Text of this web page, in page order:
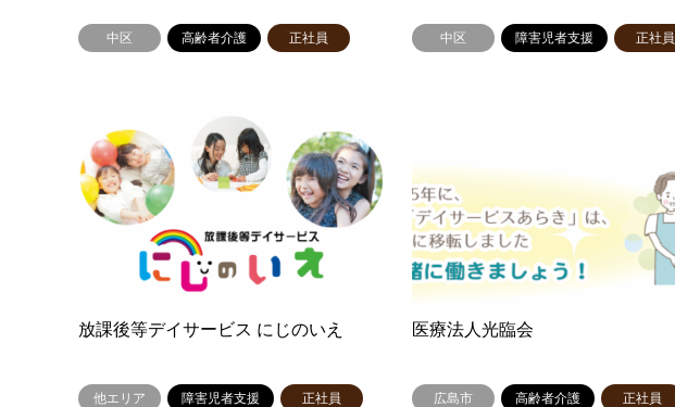
中区 高齢者介護 正社員 中区 障害児者支援 正社員
放課後等デイサービス にじのいえ
他エリア 障害児者支援 正社員
医療法人光臨会
広島市 高齢者介護 正社員